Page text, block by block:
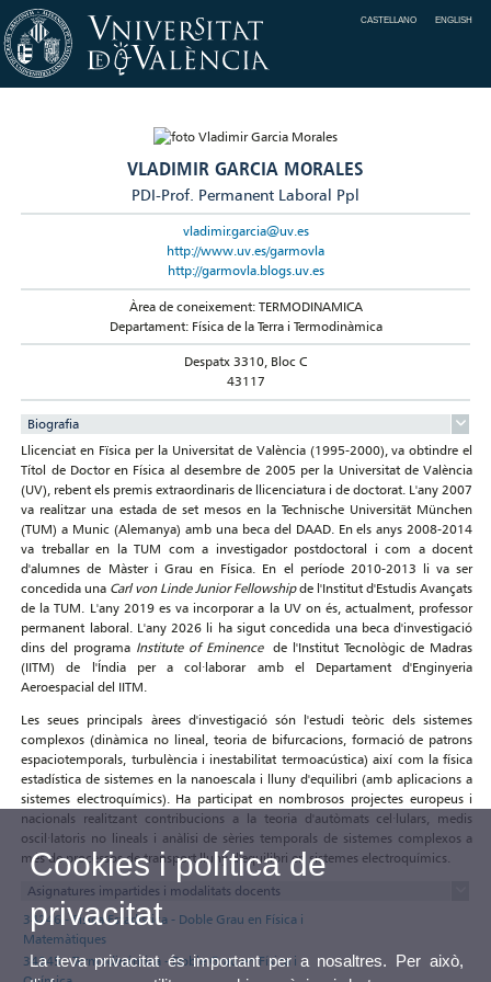
CASTELLANO ENGLISH
VLADIMIR GARCIA MORALES
PDI-Prof. Permanent Laboral Ppl
vladimir.garcia@uv.es
http://www.uv.es/garmovla
http://garmovla.blogs.uv.es
Àrea de coneixement: TERMODINAMICA
Departament: Física de la Terra i Termodinàmica
Despatx 3310, Bloc C
43117
Biografia
Llicenciat en Fïsica per la Universitat de València (1995-2000), va obtindre el
Títol de Doctor en Física al desembre de 2005 per la Universitat de València
(UV), rebent els premis extraordinaris de llicenciatura i de doctorat. L'any 2007
va realitzar una estada de set mesos en la Technische Universität München
(TUM) a Munic (Alemanya) amb una beca del DAAD. En els anys 2008-2014
va treballar en la TUM com a investigador postdoctoral i com a docent
d'alumnes de Màster i Grau en Física. En el període 2010-2013 li va ser
concedida una Carl von Linde Junior Fellowshipde l'Institut d'Estudis Avançats
de la TUM. L'any 2019 es va incorporar a la UV on és, actualment, professor
permanent laboral. L'any 2026 li ha sigut concedida una beca d'investigació
dins del programa Institute of Eminencede l'Institut Tecnològic de Madras
(IITM) de l'Índia per a col·laborar amb el Departament d'Enginyeria
Aeroespacial del IITM.
Les seues principals àrees d'investigació són l'estudi teòric dels sistemes
complexos (dinàmica no lineal, teoria de bifurcacions, formació de patrons
espaciotemporals, turbulència i inestabilitat termoacústica) així com la física
estadística de sistemes en la nanoescala i lluny d'equilibri (amb aplicacions a
sistemes electroquímics). Ha participat en nombrosos projectes europeus i
nacionals realitzant contribucions a la teoria d'autòmats cel·lulars, medis
oscil·latoris no lineals i anàlisi de sèries temporals de sistemes complexos a
més de processos de transport lluny d'equilibri en sistemes electroquímics.
Asignatures impartides i modalitats docents
34246 - Física Estadística - Doble Grau en Física i
Matemàtiques
34245 - Termodinámica - Doble Grau en Física i
Cookies i política de
privacitat
La teva privacitat és important per a nosaltres. Per això,